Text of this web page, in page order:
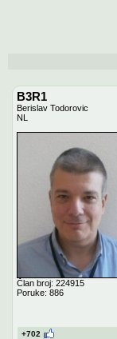
B3R1
Berislav Todorovic
NL
Član broj: 224915
Poruke: 886
+702